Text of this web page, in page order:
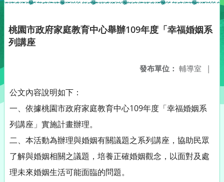
桃園市政府家庭教育中心舉辦109年度「幸福婚姻系
列講座
發布單位： 輔導室 |
公文內容說明如下：
一、依據桃園市政府家庭教育中心109年度「幸福婚姻系
列講座」實施計畫辦理。
二、本活動為辦理與婚姻有關議題之系列講座，協助民眾
了解與婚姻相關之議題，培養正確婚姻觀念，以面對及處
理未來婚姻生活可能面臨的問題。